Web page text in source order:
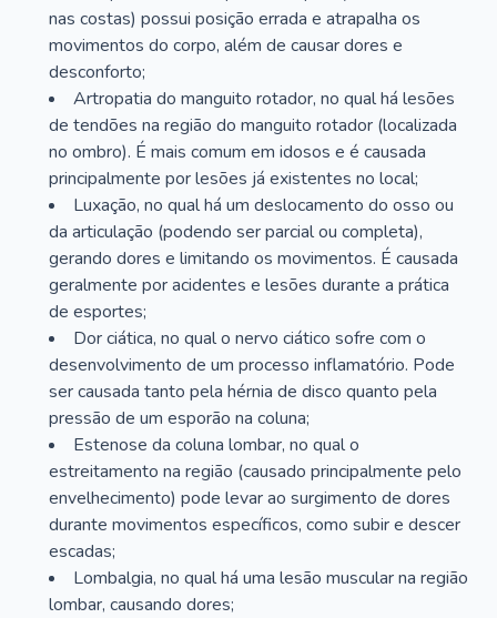
nas costas) possui posição errada e atrapalha os
movimentos do corpo, além de causar dores e
desconforto;
Artropatia do manguito rotador, no qual há lesões
de tendões na região do manguito rotador (localizada
no ombro). É mais comum em idosos e é causada
principalmente por lesões já existentes no local;
Luxação, no qual há um deslocamento do osso ou
da articulação (podendo ser parcial ou completa),
gerando dores e limitando os movimentos. É causada
geralmente por acidentes e lesões durante a prática
de esportes;
Dor ciática, no qual o nervo ciático sofre com o
desenvolvimento de um processo inflamatório. Pode
ser causada tanto pela hérnia de disco quanto pela
pressão de um esporão na coluna;
Estenose da coluna lombar, no qual o
estreitamento na região (causado principalmente pelo
envelhecimento) pode levar ao surgimento de dores
durante movimentos específicos, como subir e descer
escadas;
Lombalgia, no qual há uma lesão muscular na região
lombar, causando dores;